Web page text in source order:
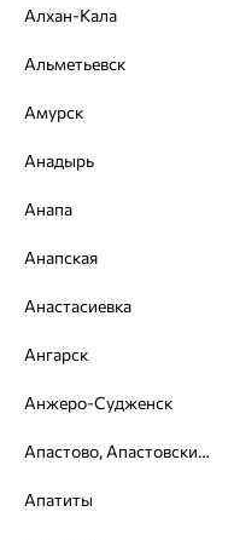
Виды дизайна браслетов:
Вес металла:
Гарантия и возврат
Похожие изделия
Алхан-Кала
Альметьевск
Амурск
Анадырь
Анапа
Анапская
Анастасиевка
Ангарск
Анжеро-Судженск
Апастово, Апастовский район
Апатиты